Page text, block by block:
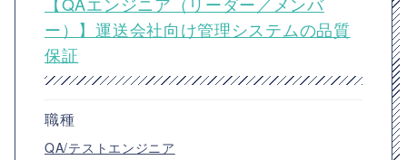
ー）】運送会社向け管理システムの品質
保証
職種
QA/テストエンジニア